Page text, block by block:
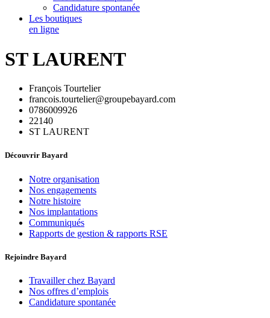
Candidature spontanée
Les boutiques
en ligne
ST LAURENT
François Tourtelier
francois.tourtelier@groupebayard.com
0786009926
22140
ST LAURENT
Découvrir Bayard
Notre organisation
Nos engagements
Notre histoire
Nos implantations
Communiqués
Rapports de gestion & rapports RSE
Rejoindre Bayard
Travailler chez Bayard
Nos offres d’emplois
Candidature spontanée